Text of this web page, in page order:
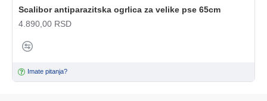
Scalibor antiparazitska ogrlica za velike pse 65cm
4.890,00 RSD
Imate pitanja?